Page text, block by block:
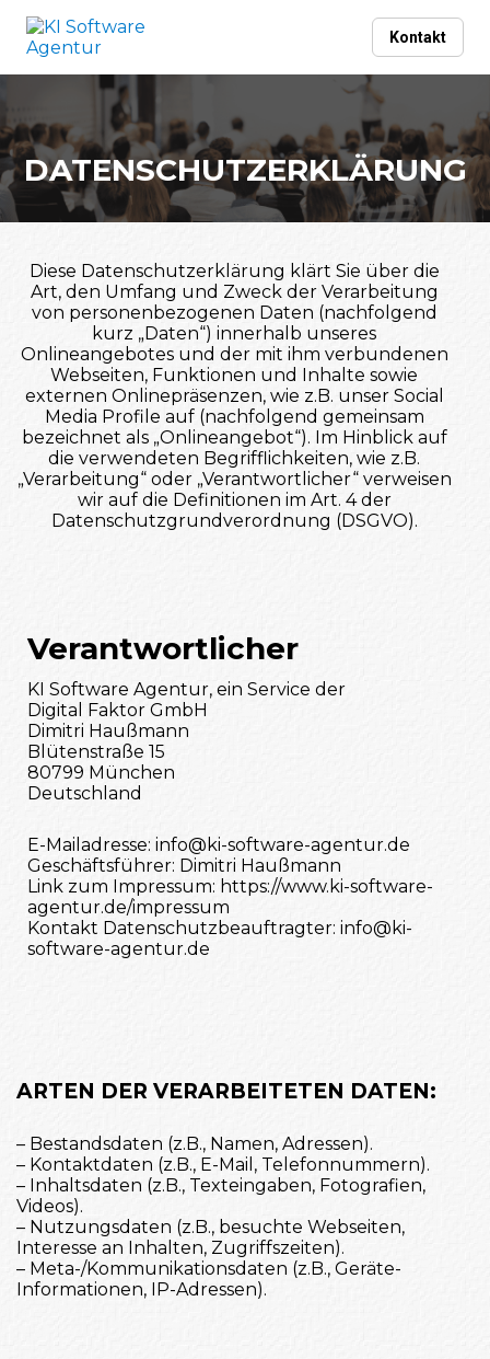
Kontakt
DATENSCHUTZERKLÄRUNG
Diese Datenschutzerklärung klärt Sie über die
Art, den Umfang und Zweck der Verarbeitung
von personenbezogenen Daten (nachfolgend
kurz „Daten“) innerhalb unseres
Onlineangebotes und der mit ihm verbundenen
Webseiten, Funktionen und Inhalte sowie
externen Onlinepräsenzen, wie z.B. unser Social
Media Profile auf (nachfolgend gemeinsam
bezeichnet als „Onlineangebot“). Im Hinblick auf
die verwendeten Begrifflichkeiten, wie z.B.
„Verarbeitung“ oder „Verantwortlicher“ verweisen
wir auf die Definitionen im Art. 4 der
Datenschutzgrundverordnung (DSGVO).
Verantwortlicher
KI Software Agentur, ein Service der
Digital Faktor GmbH
Dimitri Haußmann
Blütenstraße 15
80799 München
Deutschland
E-Mailadresse: info@ki-software-agentur.de
Geschäftsführer: Dimitri Haußmann
Link zum Impressum: https://www.ki-software-
agentur.de/impressum
Kontakt Datenschutzbeauftragter: info@ki-
software-agentur.de
ARTEN DER VERARBEITETEN DATEN:
– Bestandsdaten (z.B., Namen, Adressen).
– Kontaktdaten (z.B., E-Mail, Telefonnummern).
– Inhaltsdaten (z.B., Texteingaben, Fotografien,
Videos).
– Nutzungsdaten (z.B., besuchte Webseiten,
Interesse an Inhalten, Zugriffszeiten).
– Meta-/Kommunikationsdaten (z.B., Geräte-
Informationen, IP-Adressen).